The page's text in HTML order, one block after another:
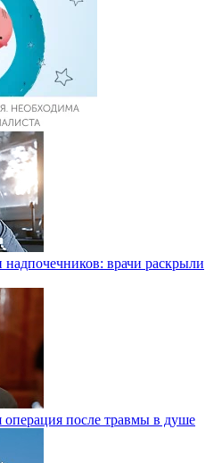
надпочечников: врачи раскрыли
операция после травмы в душе